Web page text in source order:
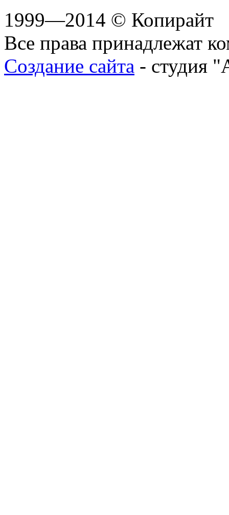
1999—2014 © Копирайт
Все права принадлежат
Создание сайта - студия